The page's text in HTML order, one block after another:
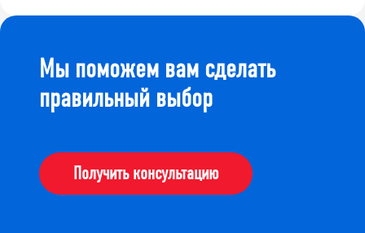
Мы поможем вам сделать
правильный выбор
Получить консультацию